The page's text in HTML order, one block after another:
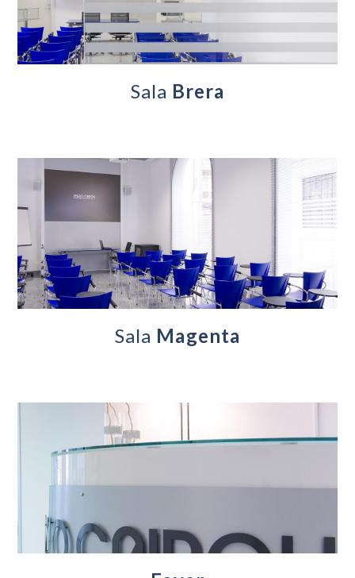
Sala Brera
Sala Magenta